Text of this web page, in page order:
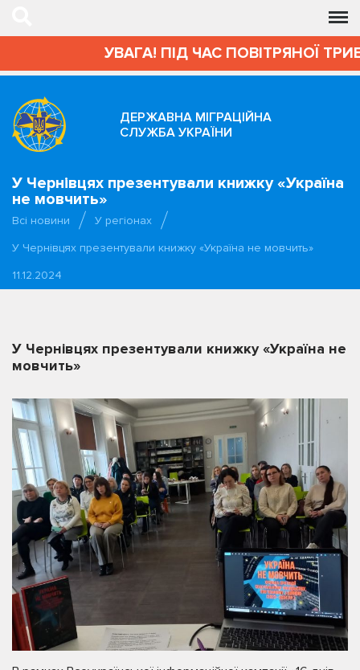
УВАГА! ПІД ЧАС ПОВІТРЯНОЇ
ДЕРЖАВНА МІГРАЦІЙНА
СЛУЖБА УКРАЇНИ
У Чернівцях презентували книжку «Україна
не мовчить»
Всі новини
У регіонах
У Чернівцях презентували книжку «Україна не мовчить»
11.12.2024
У Чернівцях презентували книжку «Україна не
мовчить»